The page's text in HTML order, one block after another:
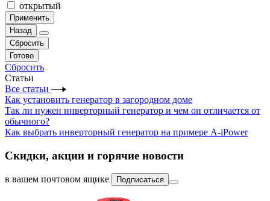
открытый
Применить
Назад
Сбросить
Готово
Сбросить
Статьи
Все статьи
Как установить генератор в загородном доме
Так ли нужен инверторный генератор и чем он отличается от
обычного?
Как выбрать инверторный генератор на примере A-iPower
Скидки, акции и горячие новости
в вашем почтовом ящике Подписаться